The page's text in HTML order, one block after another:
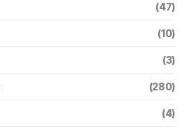
(47)
(10)
(3)
(280)
(4)